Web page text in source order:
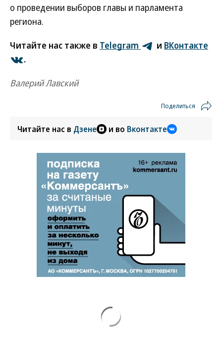
о проведении выборов главы и парламента
региона.
Читайте нас также в Telegram и ВКонтакте
.
Валерий Лавский
Поделиться
Читайте нас в Дзене и во Вконтакте